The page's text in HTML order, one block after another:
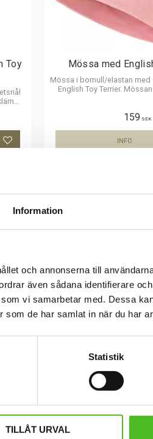
Information
och annonserna till
även sådana identifierare
vi samarbetar med. Dessa
de har samlat in när du har
Statistik
TILLÅT URVAL
Toy
ett
Lägg till i favoriter
Mössa med
Mössa i bomull/elastan med
English Toy Terrier.
159 SEK
INFO
av
Fleecefodrad Mössa
Terrier
med ett siluettmotiv av en
Mössan finns i